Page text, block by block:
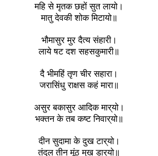
महि से मृतक छहों सुत लायो।
मातु देवकी शोक मिटायो॥
भौमासुर मुर दैत्य संहारी।
लाये षट दश सहसकुमारी॥
दै भीमहिं तृण चीर सहारा।
जरासिंधु राक्षस कहं मारा॥
असुर बकासुर आदिक मार्‌यो।
भक्तन के तब कष्ट निवार्‌यो॥
दीन सुदामा के दुख टार्‌यो।
तंदुल तीन मूंठ मुख डार्‌यो॥